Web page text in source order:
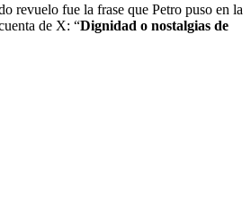
revuelo fue la frase que Petro puso en la
de X: “Dignidad o nostalgias de